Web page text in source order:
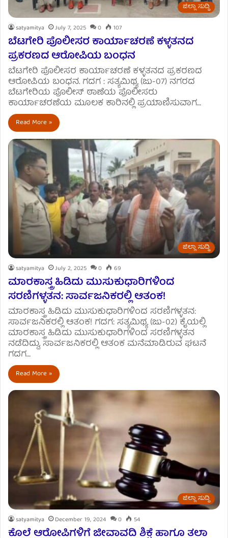
ಜಿಲ್ಲಾ ಸುದ್ದಿ
satyamitya
July 7, 2025 0 107
ಬೆಟಗೇರಿ ಪೊಲೀಸರ ಕಾರ್ಯಾಚರಣೆ ಕಳ್ಳತನದ
ಪ್ರಕರಣದ ಆರೋಪಿಯ ಬಂಧನ
ಬೆಟಗೇರಿ ಪೊಲೀಸರ ಕಾರ್ಯಾಚರಣೆ ಕಳ್ಳತನದ ಪ್ರಕರಣದ
ಆರೋಪಿಯ ಬಂಧನ. ಗದಗ : ಸತ್ಯಮಿಥ್ಯ (ಜು-07) ನಗರದ
ಬೆಟಗೇರಿಯ ಪೊಲೀಸ್ ಠಾಣೆಯ ಪೊಲೀಸರು
ಕಾರ್ಯಾಚರಣೆಯ ಮೂಲಕ ಕಾರಿನಲ್ಲಿ ಪ್ರಯಾಣಿಸುವಾಗ…
Read More »
ಜಿಲ್ಲಾ ಸುದ್ದಿ
satyamitya
July 2, 2025 0 69
ಮಾರಕಾಸ್ತ್ರ ಹಿಡಿದು ಮುಸುಕುಧಾರಿಗಳಿಂದ
ಸರಣಿಗಳ್ಳತನ: ಸಾರ್ವಜನಿಕರಲ್ಲಿ ಆತಂಕ!
ಮಾರಕಾಸ್ತ್ರ ಹಿಡಿದು ಮುಸುಕುಧಾರಿಗಳಿಂದ ಸರಣಿಗಳ್ಳತನ:
ಸಾರ್ವಜನಿಕರಲ್ಲಿ ಆತಂಕ! ಗದಗ: ಸತ್ಯಮಿಥ್ಯ (ಜು-02) ಕೈಯಲ್ಲಿ
ಮಾರಕಾಸ್ತ್ರ ಹಿಡಿದು ಮುಸುಕುಧಾರಿಗಳಿಂದ ಸರಣಿಗಳ್ಳತನ
ನಡೆದಿದ್ದು, ಸಾರ್ವಜನಿಕರಲ್ಲಿ ಆತಂಕ ಮನೆಮಾಡಿರುವ ಘಟನೆ
ಗದಗ…
Read More »
ಜಿಲ್ಲಾ ಸುದ್ದಿ
satyamitya
December 19, 2024 0 54
ಕೊಲೆ ಆರೋಪಿಗಳಿಗೆ ಜೀವಾವದಿ ಶಿಕ್ಷೆ ಹಾಗೂ ತಲಾ